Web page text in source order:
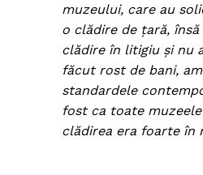
muzeului, care au
o clădire de ţară,
clădire în litigiu şi nu
făcut rost de bani,
standardele
fost ca toate
clădirea era foarte în